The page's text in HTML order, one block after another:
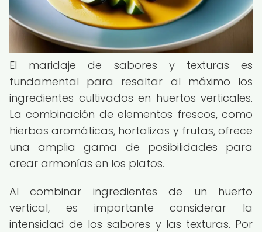
El maridaje de sabores y texturas es
fundamental para resaltar al máximo los
ingredientes cultivados en huertos verticales.
La combinación de elementos frescos, como
hierbas aromáticas, hortalizas y frutas, ofrece
una amplia gama de posibilidades para
crear armonías en los platos.
Al combinar ingredientes de un huerto
vertical, es importante considerar la
intensidad de los sabores y las texturas. Por